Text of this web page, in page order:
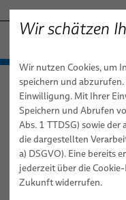
− ENGINEERED
GESUNDHEITSWESEN
MARINE
MOBILITÄT
HALBLEITERTECHNIK
TELECOM &
SILICONE CABLE
Produkte &
Automatisierung & Antriebe
FieldLink® Kabel
Konfektionierte Kabel
Dienstleistungen
Energiezuführungen -
Industrieroboter
Dienstleistungen
Integrationsbereite
Maschinenbau
Anwendungen
Automatisierung &
Robotik
Lichtbogenschweißen
Medizintechnische Robotik
News
Vertriebsnetz
Über uns
Fabrikautomation &
News
Nach Themen
Wir schätzen
Wir nutzen Cookies, um
speichern und
Einwilligung. Mit Ihrer
Speichern und Abrufen
Abs. 1 TTDSG) sowie
die dargestellten
a) DSGVO). Eine bereits
jederzeit über die
Zukunft widerrufen.